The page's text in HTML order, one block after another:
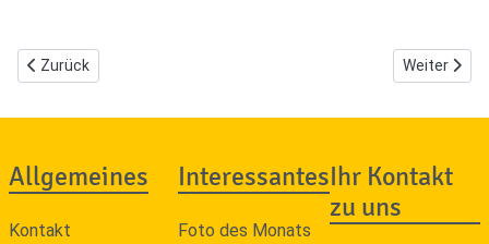
Vorheriger Beitrag: Gelbe U-Bahnrampen kommen verspätet
Zurück Nächster
Weiter
Allgemeines
Kontakt
Interessantes
Foto des Monats
Ihr Kontakt
zu uns